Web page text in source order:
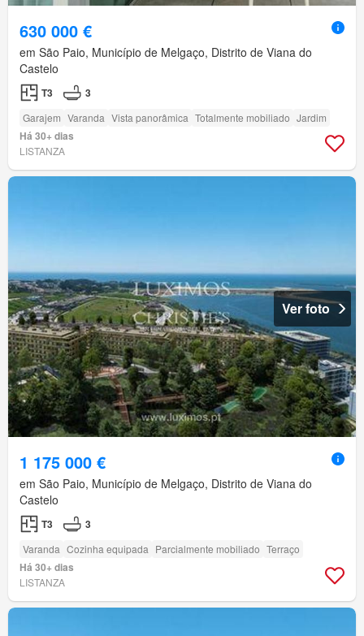
630 000 €
em São Paio, Município de Melgaço, Distrito de Viana do
Castelo
T3 3
Garajem Varanda Vista panorâmica Totalmente mobiliado Jardim
Há 30+ dias
LISTANZA
Ver foto
1 175 000 €
em São Paio, Município de Melgaço, Distrito de Viana do
Castelo
T3 3
Varanda Cozinha equipada Parcialmente mobiliado Terraço
Há 30+ dias
LISTANZA